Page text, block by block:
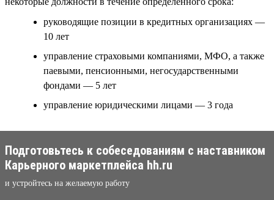
руководящие позиции в кредитных организациях —
10 лет
управление страховыми компаниями, МФО, а также
паевыми, пенсионными, негосударственными
фондами — 5 лет
управление юридическими лицами — 3 года
Подготовьтесь к собеседованиям с наставником
Карьерного маркетплейса hh.ru
и устройтесь на желаемую работу